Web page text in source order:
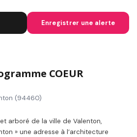
Enregistrer une alerte
COEUR
(94460)
arboré de la ville de Valenton,
» une adresse à l’architecture